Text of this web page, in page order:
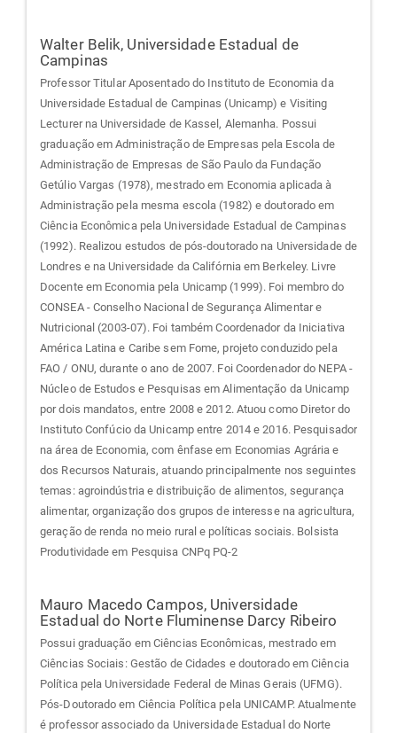
Walter Belik, Universidade Estadual de
Campinas
Professor Titular Aposentado do Instituto de Economia da
Universidade Estadual de Campinas (Unicamp) e Visiting
Lecturer na Universidade de Kassel, Alemanha. Possui
graduação em Administração de Empresas pela Escola de
Administração de Empresas de São Paulo da Fundação
Getúlio Vargas (1978), mestrado em Economia aplicada à
Administração pela mesma escola (1982) e doutorado em
Ciência Econômica pela Universidade Estadual de Campinas
(1992). Realizou estudos de pós-doutorado na Universidade de
Londres e na Universidade da Califórnia em Berkeley. Livre
Docente em Economia pela Unicamp (1999). Foi membro do
CONSEA - Conselho Nacional de Segurança Alimentar e
Nutricional (2003-07). Foi também Coordenador da Iniciativa
América Latina e Caribe sem Fome, projeto conduzido pela
FAO / ONU, durante o ano de 2007. Foi Coordenador do NEPA -
Núcleo de Estudos e Pesquisas em Alimentação da Unicamp
por dois mandatos, entre 2008 e 2012. Atuou como Diretor do
Instituto Confúcio da Unicamp entre 2014 e 2016. Pesquisador
na área de Economia, com ênfase em Economias Agrária e
dos Recursos Naturais, atuando principalmente nos seguintes
temas: agroindústria e distribuição de alimentos, segurança
alimentar, organização dos grupos de interesse na agricultura,
geração de renda no meio rural e políticas sociais. Bolsista
Produtividade em Pesquisa CNPq PQ-2
Mauro Macedo Campos, Universidade
Estadual do Norte Fluminense Darcy Ribeiro
Possui graduação em Ciências Econômicas, mestrado em
Ciências Sociais: Gestão de Cidades e doutorado em Ciência
Política pela Universidade Federal de Minas Gerais (UFMG).
Pós-Doutorado em Ciência Política pela UNICAMP. Atualmente
é professor associado da Universidade Estadual do Norte